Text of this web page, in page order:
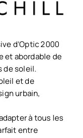
d’Optic 2000
et abordable de
de soleil.
et de
urbain,
à tous les
entre